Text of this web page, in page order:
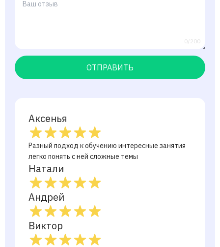
0/200
ОТПРАВИТЬ
Аксенья
Разный подход к обучению интересные занятия
легко понять с ней сложные темы
Натали
Андрей
Виктор